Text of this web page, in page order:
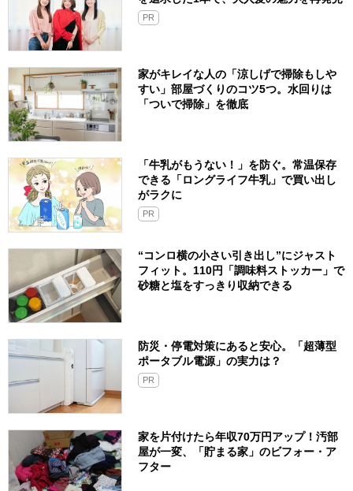
PR
家がキレイな人の「涼しげで掃除もしや
すい」部屋づくりのコツ5つ。水回りは
「ついで掃除」を徹底
「牛乳がもうない！」を防ぐ。常温保存
できる「ロングライフ牛乳」で買い出し
がラクに
PR
“コンロ横の小さい引き出し”にジャスト
フィット。110円「調味料ストッカー」で
砂糖と塩をすっきり収納できる
防災・停電対策にあると安心。「超薄型
ポータブル電源」の実力は？​
PR
家を片付けたら年収70万円アップ！汚部
屋が一変、「貯まる家」のビフォー・ア
フター